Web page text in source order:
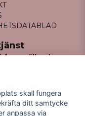
gällande
skall fungera
ditt samtycke
anpassa via